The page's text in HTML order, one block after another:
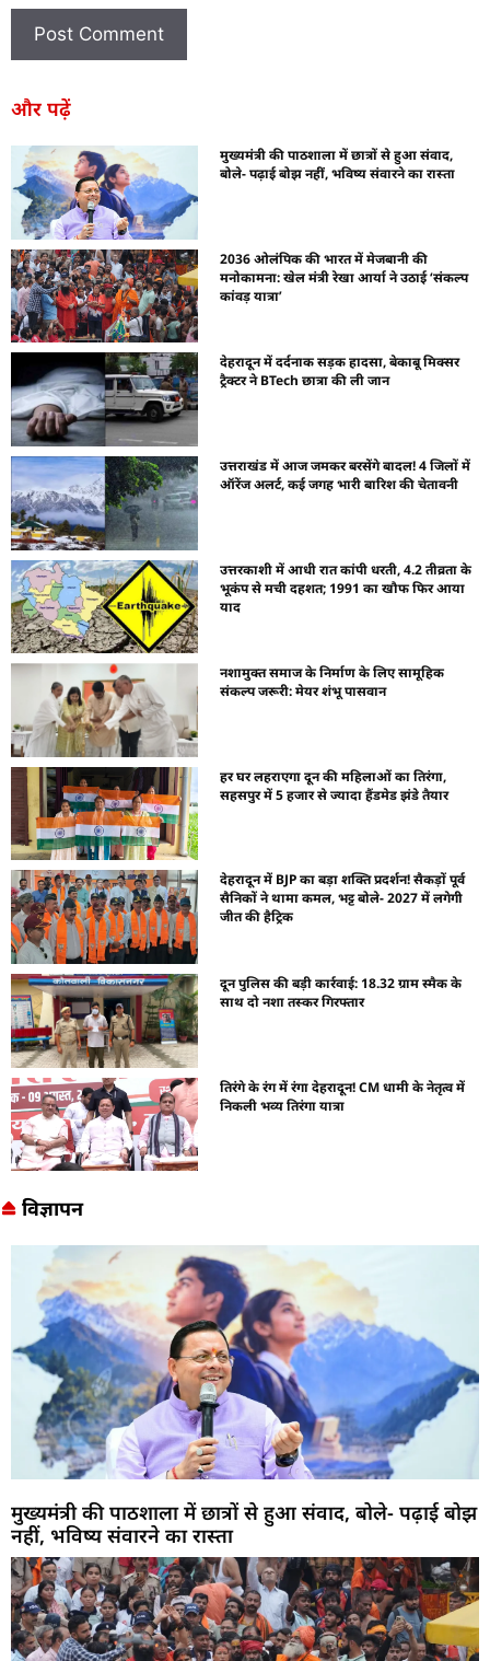
और पढ़ें
मुख्यमंत्री की पाठशाला में छात्रों से हुआ संवाद,
बोले- पढ़ाई बोझ नहीं, भविष्य संवारने का रास्ता
2036 ओलंपिक की भारत में मेजबानी की
मनोकामना: खेल मंत्री रेखा आर्या ने उठाई ‘संकल्प
कांवड़ यात्रा’
देहरादून में दर्दनाक सड़क हादसा, बेकाबू मिक्सर
ट्रैक्टर ने BTech छात्रा की ली जान
उत्तराखंड में आज जमकर बरसेंगे बादल! 4 जिलों में
ऑरेंज अलर्ट, कई जगह भारी बारिश की चेतावनी
उत्तरकाशी में आधी रात कांपी धरती, 4.2 तीव्रता के
भूकंप से मची दहशत; 1991 का खौफ फिर आया
याद
नशामुक्त समाज के निर्माण के लिए सामूहिक
संकल्प जरूरी: मेयर शंभू पासवान
हर घर लहराएगा दून की महिलाओं का तिरंगा,
सहसपुर में 5 हजार से ज्यादा हैंडमेड झंडे तैयार
देहरादून में BJP का बड़ा शक्ति प्रदर्शन! सैकड़ों पूर्व
सैनिकों ने थामा कमल, भट्ट बोले- 2027 में लगेगी
जीत की हैट्रिक
दून पुलिस की बड़ी कार्रवाई: 18.32 ग्राम स्मैक के
साथ दो नशा तस्कर गिरफ्तार
तिरंगे के रंग में रंगा देहरादून! CM धामी के नेतृत्व में
निकली भव्य तिरंगा यात्रा
विज्ञापन
मुख्यमंत्री की पाठशाला में छात्रों से हुआ संवाद, बोले- पढ़ाई बोझ
नहीं, भविष्य संवारने का रास्ता